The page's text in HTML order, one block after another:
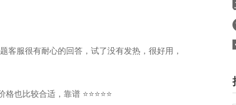
客服很有耐心的回答，试了没有发热，很好用，
格也比较合适，靠谱 ⭐⭐⭐⭐⭐